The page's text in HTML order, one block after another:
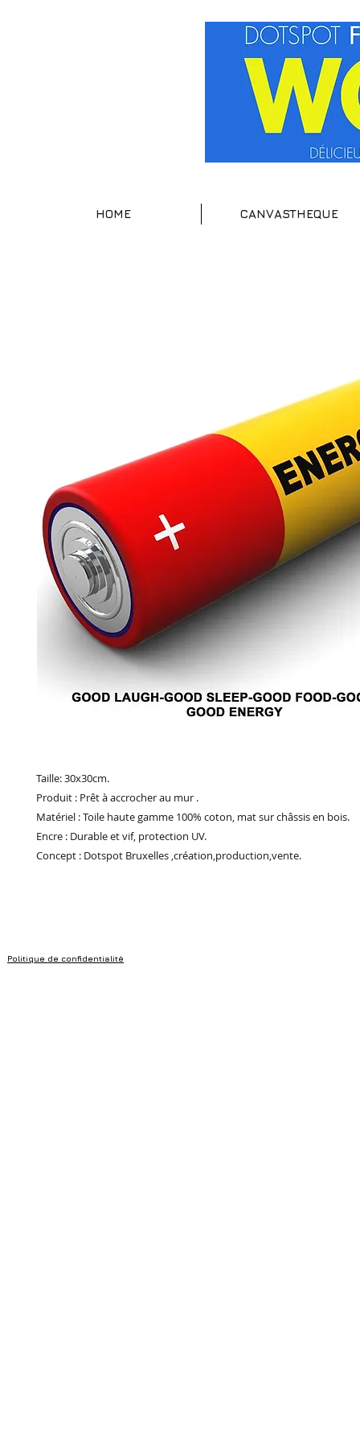
HOME CANVASTHEQUE
Taille: 30x30cm.
Produit : Prêt à accrocher au mur .
Matériel : Toile haute gamme 100% coton, mat sur châssis en bois.
Encre : Durable et vif, protection UV.
Concept : Dotspot Bruxelles ,création,production,vente.
Politique de confidentialité